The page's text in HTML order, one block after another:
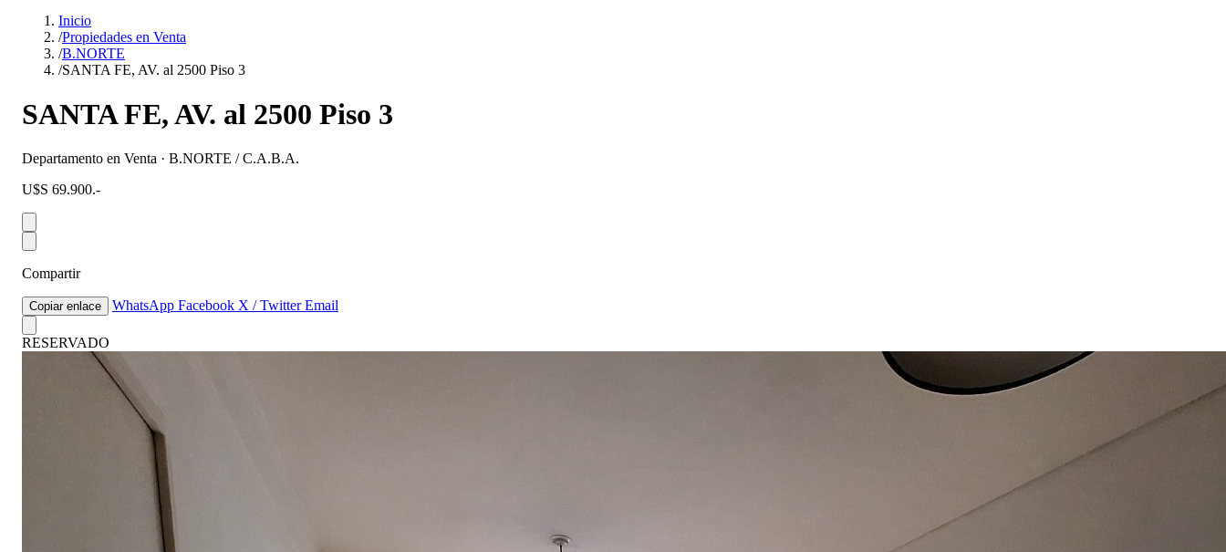
Inicio
/Propiedades en Venta
/B.NORTE
/SANTA FE, AV. al 2500 Piso 3
SANTA FE, AV. al 2500 Piso 3
Departamento en Venta · B.NORTE / C.A.B.A.
U$S 69.900.-
Compartir
Copiar enlace WhatsApp Facebook X / TwitterEmail
RESERVADO